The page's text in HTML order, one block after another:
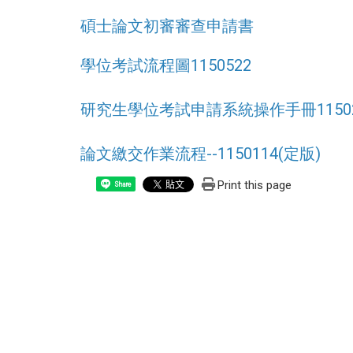
碩士論文初審審查申請書
學位考試流程圖1150522
研究生學位考試申請系統操作手冊
論文繳交作業流程--1150114(定版)
Share Print this page